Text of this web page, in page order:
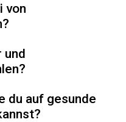
von
und
du auf gesunde